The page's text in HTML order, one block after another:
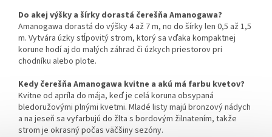
Do akej výšky a šírky dorastá čerešňa Amanogawa?
Amanogawa dorastá do výšky 4 až 7 m, no do šírky len 0,5 až 1,5
m. Vytvára úzky stĺpovitý strom, ktorý sa vďaka kompaktnej
korune hodí aj do malých záhrad či úzkych priestorov pri
chodníku alebo plote.
Kedy čerešňa Amanogawa kvitne a akú má farbu kvetov?
Kvitne od apríla do mája, keď je celá koruna obsypaná
bledoružovými plnými kvetmi. Mladé listy majú bronzový nádych
a na jeseň sa vyfarbujú do žlta s bordovým žilnatením, takže
strom je okrasný počas väčšiny sezóny.